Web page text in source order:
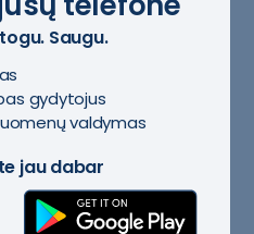
ministerija
rugsėjo 1-osios
įstaigos
privalo tvarkyti
1-osi​os visos šalies​
privalo tv​arkyti
Saugu.
gydytojus
valdymas
jau dabar